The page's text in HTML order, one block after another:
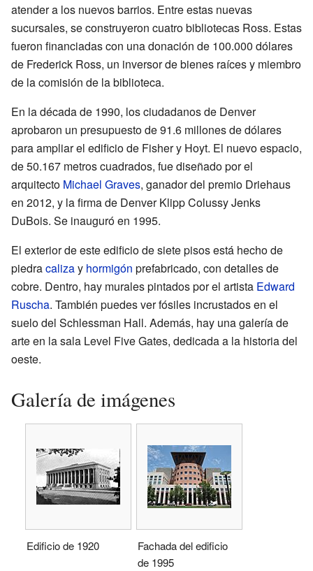
atender a los nuevos barrios. Entre estas nuevas
sucursales, se construyeron cuatro bibliotecas Ross. Estas
fueron financiadas con una donación de 100.000 dólares
de Frederick Ross, un inversor de bienes raíces y miembro
de la comisión de la biblioteca.
En la década de 1990, los ciudadanos de Denver
aprobaron un presupuesto de 91.6 millones de dólares
para ampliar el edificio de Fisher y Hoyt. El nuevo espacio,
de 50.167 metros cuadrados, fue diseñado por el
arquitecto Michael Graves, ganador del premio Driehaus
en 2012, y la firma de Denver Klipp Colussy Jenks
DuBois. Se inauguró en 1995.
El exterior de este edificio de siete pisos está hecho de
piedracalizay hormigón prefabricado, con detalles de
cobre. Dentro, hay murales pintados por el artista Edward
Ruscha. También puedes ver fósiles incrustados en el
suelo del Schlessman Hall. Además, hay una galería de
arte en la sala Level Five Gates, dedicada a la historia del
oeste.
Galería de imágenes
Edificio de 1920
Fachada del edificio
de 1995